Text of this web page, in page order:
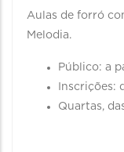
Aulas de forró
Melodia.
Público: a
Inscrições:
Quartas,